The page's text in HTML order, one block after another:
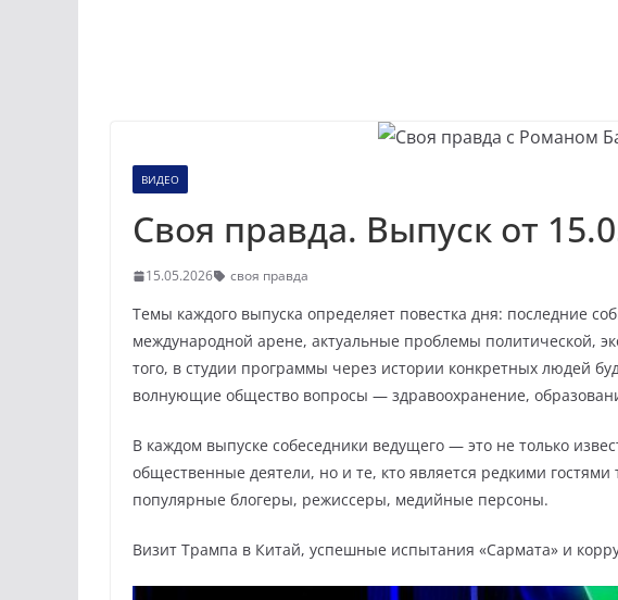
ВИДЕО
Своя правда. Выпуск от
15.05.2026 своя правда
Темы каждого выпуска определяет повестка дня: последние
международной арене, актуальные проблемы политической,
того, в студии программы через истории конкретных людей
волнующие общество вопросы — здравоохранение,
В каждом выпуске собеседники ведущего — это не только
общественные деятели, но и те, кто является редкими
популярные блогеры, режиссеры, медийные персоны.
Визит Трампа в Китай, успешные испытания «Сармата» и